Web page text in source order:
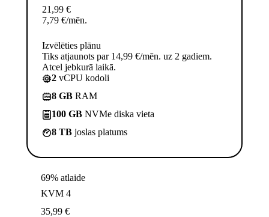
21,99 €
7,79 €/mēn.
Izvēlēties plānu
Tiks atjaunots par 14,99 €/mēn. uz 2 gadiem.
Atcel jebkurā laikā.
2 vCPU kodoli
8 GB RAM
100 GB NVMe diska vieta
8 TB joslas platums
69% atlaide
KVM 4
35,99 €